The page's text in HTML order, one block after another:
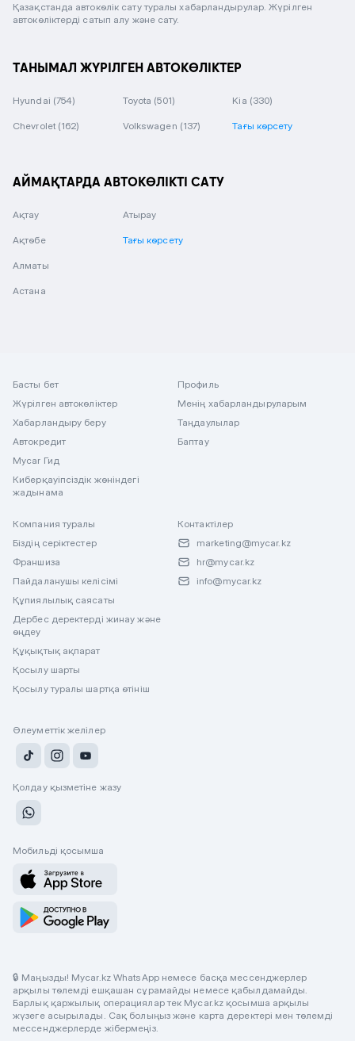
Қазақстанда автокөлік сату туралы хабарландырулар. Жүрілген
автокөліктерді сатып алу және сату.
ТАНЫМАЛ ЖҮРІЛГЕН АВТОКӨЛІКТЕР
Hyundai (754) Toyota (501) Kia (330)
Chevrolet (162) Volkswagen (137) Тағы көрсету
АЙМАҚТАРДА АВТОКӨЛІКТІ САТУ
Ақтау
Ақтөбе
Алматы
Астана
Атырау
Тағы көрсету
Басты бет
Жүрілген автокөліктер
Хабарландыру беру
Автокредит
Mycar Гид
Киберқауіпсіздік жөніндегі
жадынама
Профиль
Менің хабарландыруларым
Таңдаулылар
Баптау
Компания туралы
Біздің серіктестер
Франшиза
Пайдаланушы келісімі
Құпиялылық саясаты
Дербес деректерді жинау және
өңдеу
Құқықтық ақпарат
Қосылу шарты
Қосылу туралы шартқа өтініш
Контактілер
marketing@mycar.kz
hr@mycar.kz
info@mycar.kz
Әлеуметтік желілер
Қолдау қызметіне жазу
Мобильді қосымша
🔒 Маңызды! Mycar.kz WhatsApp немесе басқа мессенджерлер
арқылы төлемді ешқашан сұрамайды немесе қабылдамайды.
Барлық қаржылық операциялар тек Mycar.kz қосымша арқылы
жүзеге асырылады. Сақ болыңыз және карта деректері мен төлемді
мессенджерлерде жібермеңіз.